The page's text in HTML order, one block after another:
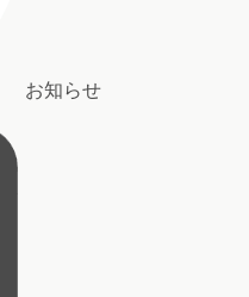
お知らせ